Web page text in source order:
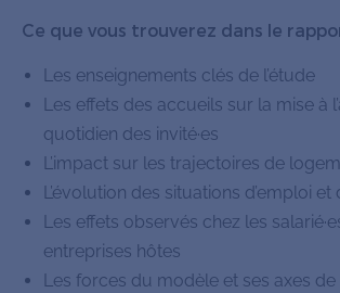
Ce que vous trouverez dans le
Les enseignements clés de l’étude
Les effets des accueils sur la mise à
quotidien des invité·es
L’impact sur les trajectoires de
L’évolution des situations d’emploi
Les effets observés chez les
entreprises hôtes
Les forces du modèle et ses axes